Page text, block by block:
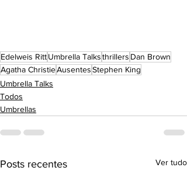
Edelweis RittUmbrella Talksthrillers Dan Brown
Agatha ChristieAusentesStephen King
Umbrella Talks
Todos
Umbrellas
Posts recentes Ver tudo